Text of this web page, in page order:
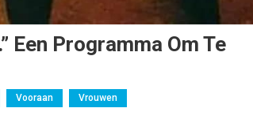
Een Programma Om Te
Vooraan Vrouwen